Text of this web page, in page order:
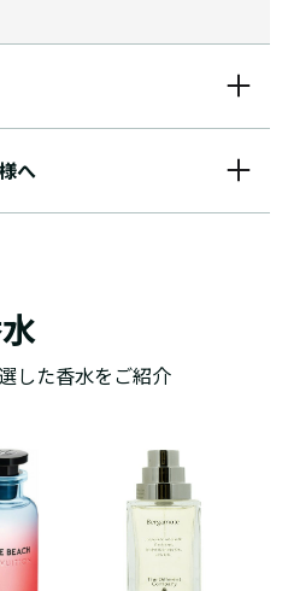
へ
した香水をご紹介